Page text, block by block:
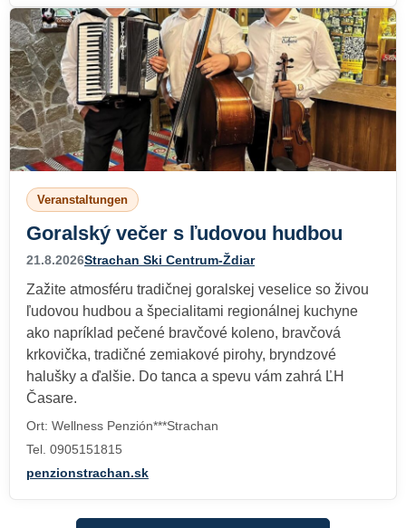
Veranstaltungen
Goralský večer s ľudovou hudbou
21.8.2026Strachan Ski Centrum-Ždiar
Zažite atmosféru tradičnej goralskej veselice so živou
ľudovou hudbou a špecialitami regionálnej kuchyne
ako napríklad pečené bravčové koleno, bravčová
krkovička, tradičné zemiakové pirohy, bryndzové
halušky a ďalšie. Do tanca a spevu vám zahrá ĽH
Časare.
Ort: Wellness Penzión***Strachan
Tel. 0905151815
penzionstrachan.sk